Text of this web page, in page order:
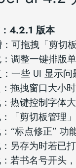
4.2.1 版本
可拖拽「剪切
调整一键排版
一些 UI 显示问
拖拽窗口大小
热键控制字体
「剪切板管理
“标点修正” 功
另存为时若已
若书名号开头